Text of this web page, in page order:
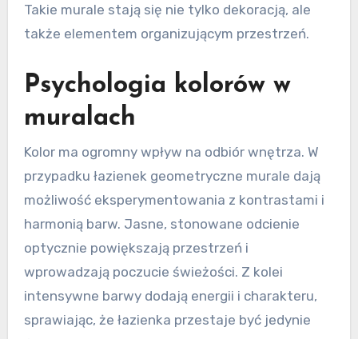
Takie murale stają się nie tylko dekoracją, ale
także elementem organizującym przestrzeń.
Psychologia kolorów w
muralach
Kolor ma ogromny wpływ na odbiór wnętrza. W
przypadku łazienek geometryczne murale dają
możliwość eksperymentowania z kontrastami i
harmonią barw. Jasne, stonowane odcienie
optycznie powiększają przestrzeń i
wprowadzają poczucie świeżości. Z kolei
intensywne barwy dodają energii i charakteru,
sprawiając, że łazienka przestaje być jedynie